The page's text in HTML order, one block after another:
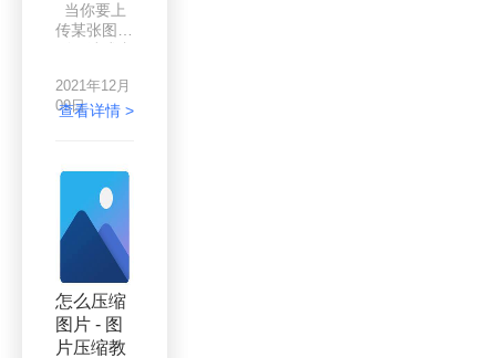
当你要上
传某张图片
因为图片太
大了上传失
我们都知道
加载图片是
需要时间
的，越是体
积大的图片
加载时间就
越慢，所以
很多网站都
有限制图片
的大小，超
2021年12月
09日
查看详情 >
怎么压缩
图片 - 图
片压缩教